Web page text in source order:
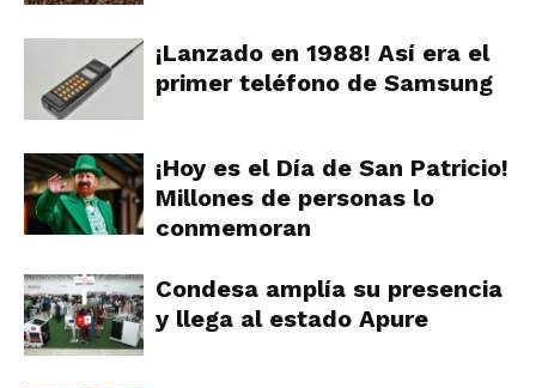
¡Lanzado en 1988! Así era el
primer teléfono de Samsung
¡Hoy es el Día de San Patricio!
Millones de personas lo
conmemoran
Condesa amplía su presencia
y llega al estado Apure